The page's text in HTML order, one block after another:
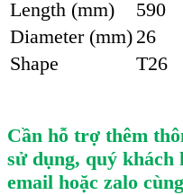
Length (mm)
590
Diameter (mm) 26
Shape
T26
Cần hỗ trợ thêm
sử dụng, quý khách
email hoặc zalo